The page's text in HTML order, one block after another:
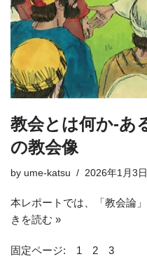
教会とは何か-あ
の教会像
by ume-katsu 2026年1月3日
本レポートでは、「教会論
きを読む »
固定ページ: 1 2 3